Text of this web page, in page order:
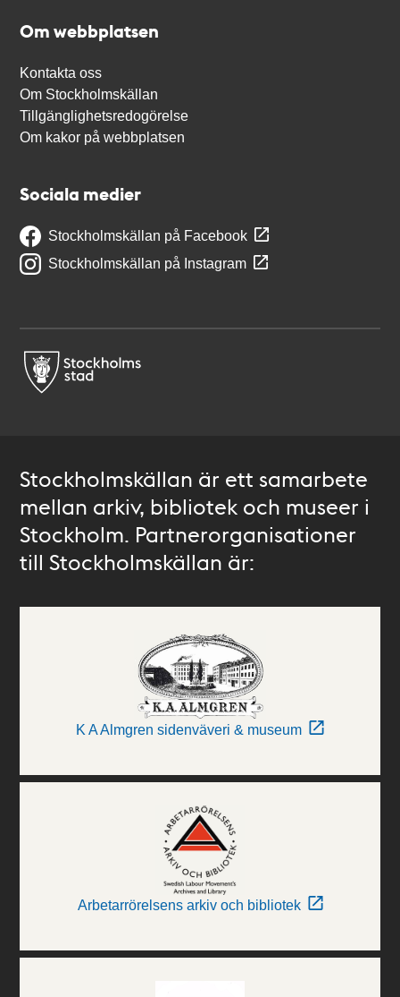
Om webbplatsen
Kontakta oss
Om Stockholmskällan
Tillgänglighetsredogörelse
Om kakor på webbplatsen
Sociala medier
Stockholmskällan på Facebook
Stockholmskällan på Instagram
Stockholmskällan är ett samarbete
mellan arkiv, bibliotek och museer i
Stockholm. Partnerorganisationer
till Stockholmskällan är:
K A Almgren sidenväveri & museum
Arbetarrörelsens arkiv och bibliotek